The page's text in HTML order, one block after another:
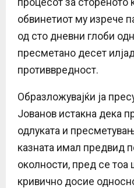
обвинетиот му изрече
од сто дневни глоби
пресметано десет
противвредност.
Образложувајќи ја
Јованов истакна дека
одлуката и
казната имал предвид
околности, пред се
кривично досие